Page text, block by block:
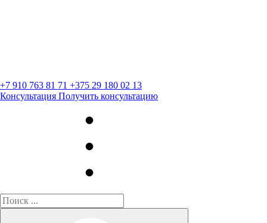
+7 910 763 81 71 +375 29 180 02 13
Консультация Получить консультацию